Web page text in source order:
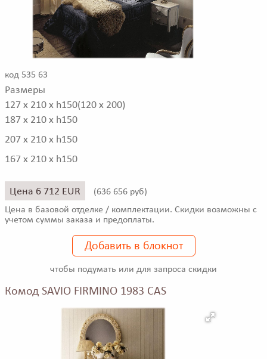
код 535 63
Размеры
127 x 210 x h150(120 x 200)
187 x 210 x h150
207 x 210 x h150
167 x 210 x h150
Цена 6 712 EUR (636 656 руб)
Цена в базовой отделке / комплектации. Скидки возможны с
учетом суммы заказа и предоплаты.
Добавить в блокнот
чтобы подумать или для запроса скидки
Комод SAVIO FIRMINO 1983 CAS